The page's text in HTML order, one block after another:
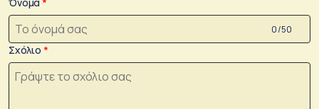
0 /50
Σχόλιο